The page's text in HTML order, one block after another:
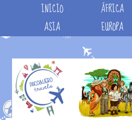
INICIO ÁFRICA
ASIA
EUROPA